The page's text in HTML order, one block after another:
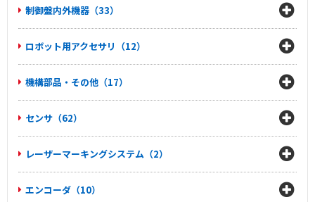
制御盤内外機器（33）
ロボット用アクセサリ（12）
機構部品・その他（17）
センサ（62）
レーザーマーキングシステム（2）
エンコーダ（10）